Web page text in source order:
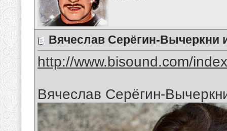
Вячеслав Серёгин-Вычеркни
http://www.bisound.com/
Вячеслав Серёгин-